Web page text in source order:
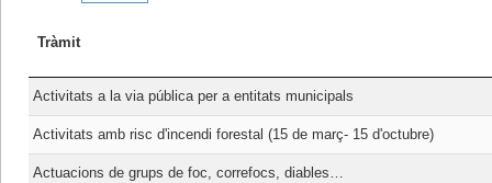
Tràmit
Activitats a la via pública per a entitats municipals
Activitats amb risc d'incendi forestal (15 de març- 15 d'octubre)
Actuacions de grups de foc, correfocs, diables…